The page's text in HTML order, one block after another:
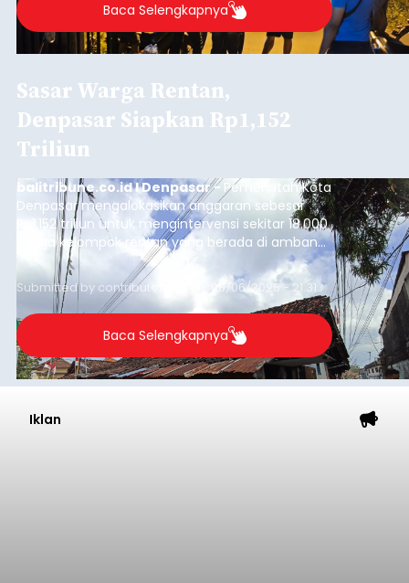
Baca Selengkapnya
Sasar Warga Rentan,
Denpasar Siapkan Rp1,152
Triliun
balitribune.co.id I Denpasar - Pemerintah Kota
Denpasar mengalokasikan anggaran sebesar
Rp1,152 triliun untuk mengintervensi sekitar 18.000
warga kelompok rentan yang berada di ambang
garis kemiskinan. Langkah strategis ini diambil
guna menjaga masyarakat yang berada pada
kelompok desil 5 dan 6 tersebut agar tidak
merosot ke kategori miskin.
Submitted by contributor Thu, 08/06/2026 - 21:31
Baca Selengkapnya
Iklan